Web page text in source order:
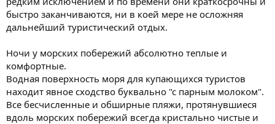
быстро заканчиваются, ни в коей мере не осложняя
дальнейший туристический отдых.
Ночи у морских побережий абсолютно теплые и
комфортные.
Водная поверхность моря для купающихся туристов
находит явное сходство буквально "с парным молоком".
Все бесчисленные и обширные пляжи, протянувшиеся
вдоль морских побережий всегда кристально чистые и